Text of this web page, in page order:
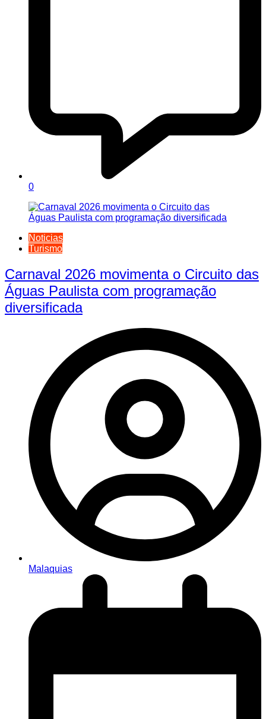
0
Noticias
Turismo
Carnaval 2026 movimenta o Circuito das
Águas Paulista com programação
diversificada
Malaquias